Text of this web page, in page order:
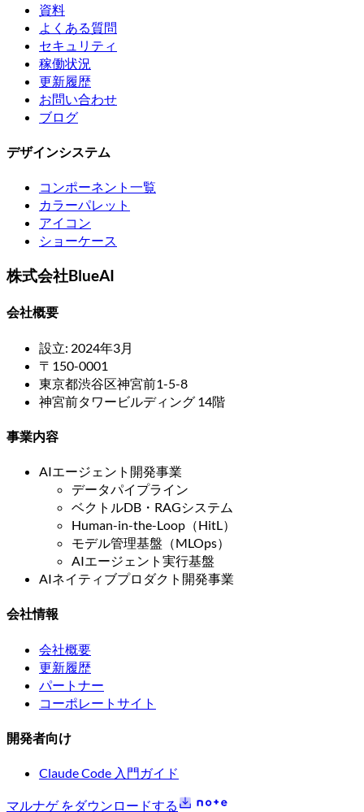
資料
よくある質問
セキュリティ
稼働状況
更新履歴
お問い合わせ
ブログ
デザインシステム
コンポーネント一覧
カラーパレット
アイコン
ショーケース
株式会社BlueAI
会社概要
設立: 2024年3月
〒150-0001
東京都渋谷区神宮前1-5-8
神宮前タワービルディング 14階
事業内容
AIエージェント開発事業
データパイプライン
ベクトルDB・RAGシステム
Human-in-the-Loop（HitL）
モデル管理基盤（MLOps）
AIエージェント実行基盤
AIネイティブプロダクト開発事業
会社情報
会社概要
更新履歴
パートナー
コーポレートサイト
開発者向け
Claude Code 入門ガイド
マルナゲ をダウンロードする